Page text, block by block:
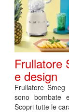
Frullatore
e design
Frullatore
sono bombate
Scopri tutte le